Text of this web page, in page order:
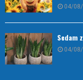
04/
Sedam
04/